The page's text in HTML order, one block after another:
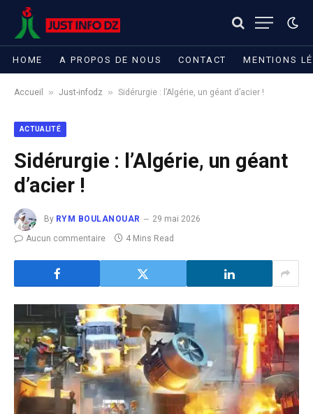
HOME A PROPOS DE NOUS CONTACT MENTIONS
Accueil » Just-infodz » Sidérurgie : l’Algérie, un géant d’acier !
ACTUALITÉ
Sidérurgie : l’Algérie, un géant
d’acier !
By RYM BOULANOUAR
29 mai 2026
Aucun commentaire
4 Mins Read